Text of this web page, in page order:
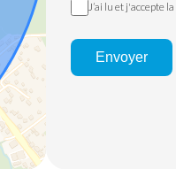
J’ai lu et j'accepte la
Envoyer